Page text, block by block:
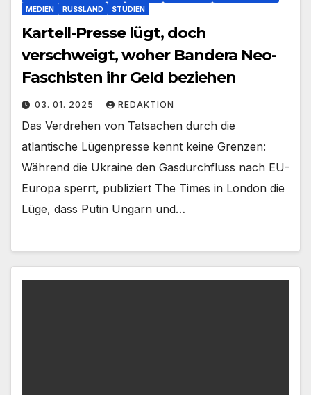
MEDIEN
RUSSLAND STUDIEN
Kartell-Presse lügt, doch
verschweigt, woher Bandera Neo-
Faschisten ihr Geld beziehen
03. 01. 2025 REDAKTION
Das Verdrehen von Tatsachen durch die
atlantische Lügenpresse kennt keine Grenzen:
Während die Ukraine den Gasdurchfluss nach EU-
Europa sperrt, publiziert The Times in London die
Lüge, dass Putin Ungarn und…